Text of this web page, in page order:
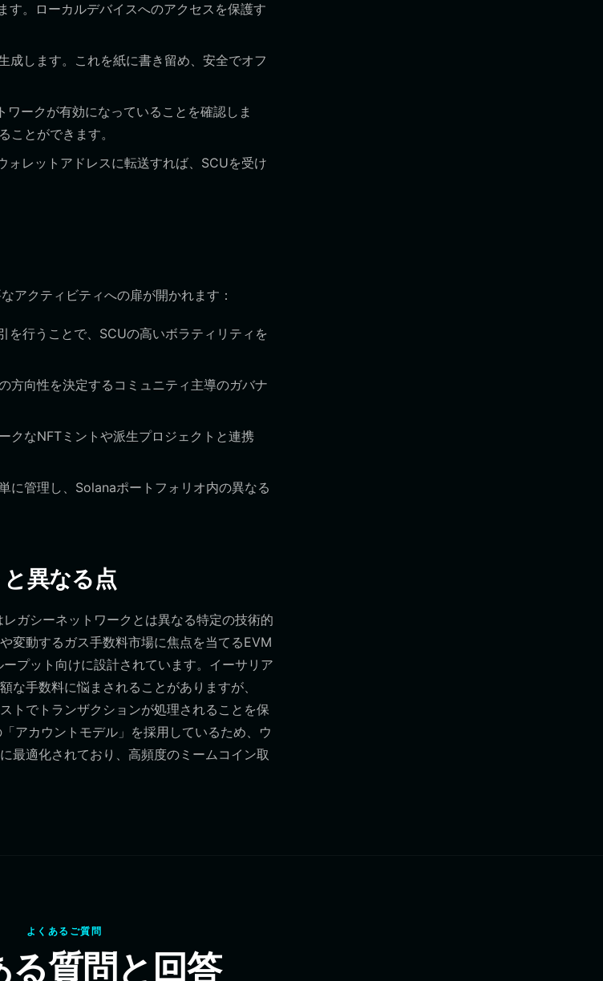
す。ローカルデバイスへのアクセスを保護す
成します。これを紙に書き留め、安全でオフ
ークが有効になっていることを確認しま
とができます。
ォレットアドレスに転送すれば、SCUを受け
アクティビティへの扉が開かれます：
を行うことで、SCUの高いボラティリティを
方向性を決定するコミュニティ主導のガバナ
なNFTミントや派生プロジェクトと連携
に管理し、Solanaポートフォリオ内の異なる
異なる点
ガシーネットワークとは異なる特定の技術的
変動するガス手数料市場に焦点を当てるEVM
プット向けに設計されています。イーサリア
手数料に悩まされることがありますが、
トでトランザクションが処理されることを保
アカウントモデル」を採用しているため、ウ
最適化されており、高頻度のミームコイン取
よくあるご質問
る質問と回答